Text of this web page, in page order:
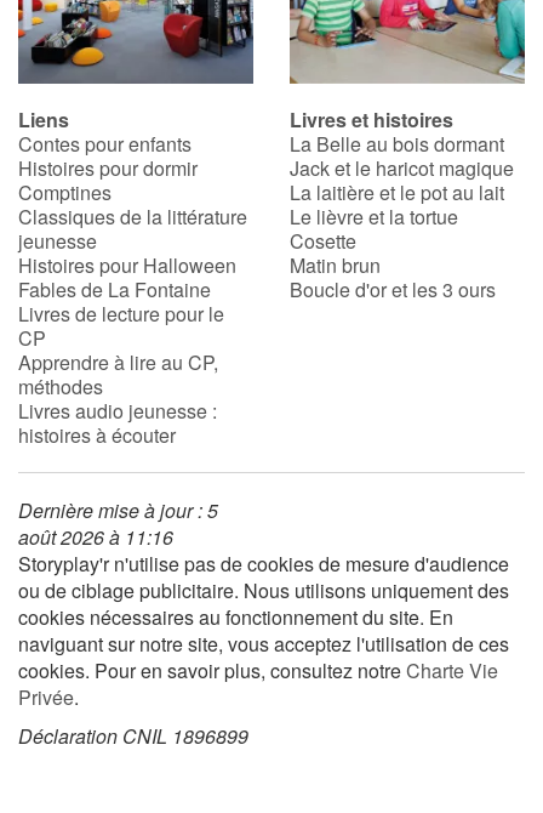
Contes d'ici et d'ailleurs
Autour de la lecture
Apprendre à lire
Livre audio
Activités et ateliers
Apprendre les langues
Dyslexie, troubles de la lecture
Nos listes de lecture
Les plus lus
Coups de coeur
Liens
Contes pour enfants
Histoires pour dormir
Comptines
Classiques de la littérature
jeunesse
Histoires pour Halloween
Fables de La Fontaine
Livres de lecture pour le
CP
Apprendre à lire au CP,
méthodes
Livres audio jeunesse :
histoires à écouter
Livres et histoires
La Belle au bois dormant
Jack et le haricot magique
La laitière et le pot au lait
Le lièvre et la tortue
Cosette
Matin brun
Boucle d'or et les 3 ours
Dernière mise à jour : 5
août 2026 à 11:16
Storyplay'r n'utilise pas de cookies de mesure d'audience
ou de ciblage publicitaire. Nous utilisons uniquement des
cookies nécessaires au fonctionnement du site. En
naviguant sur notre site, vous acceptez l'utilisation de ces
cookies. Pour en savoir plus, consultez notreCharte Vie
Privée.
Déclaration CNIL 1896899